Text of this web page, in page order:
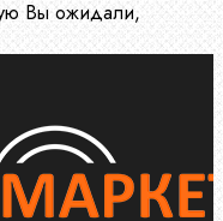
Вы ожидали,